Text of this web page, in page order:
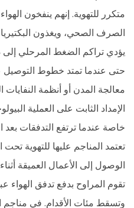
متكرر للتهوية. إنهم ينفخون
الصرف الصحي، ويغذون
يؤدي تراكم الضغط المرحلي
حتى عندما تمتد خطوط التوصيل
معالجة المدن أو أنظمة النفايات
الإمداد الثابت على العملية
خاصة عندما ترتفع التدفقات بعد
تعتمد المناجم عليها للتهوية تحت
الوصول إلى الأعمال العميقة
تقوم المراوح بدفع تدفق الهواء
وتسقط مئات الأقدام. في مناجم